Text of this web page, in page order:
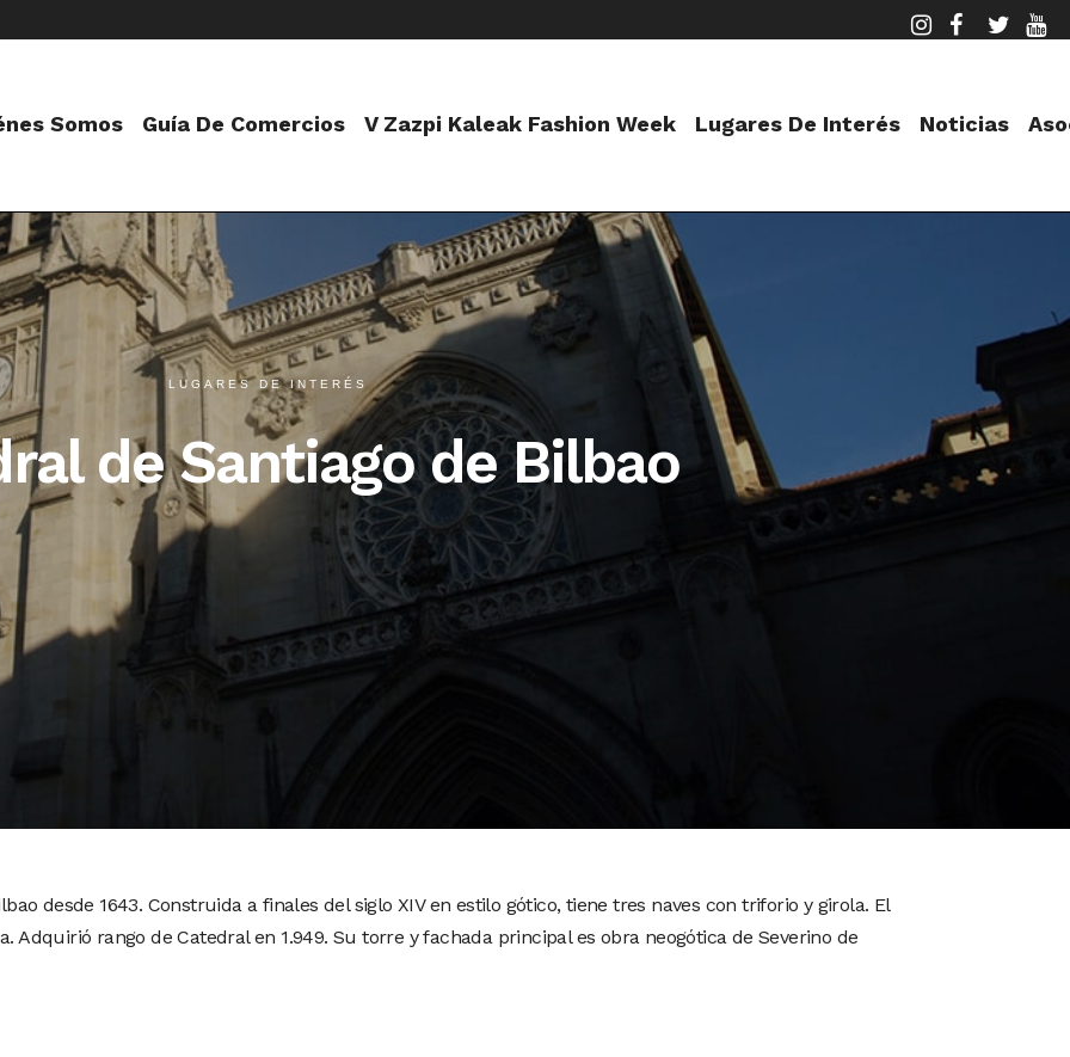
Somos Guía De Comercios V Zazpi Kaleak Fashion Week Lugares De Interés Noticias
LUGARES DE INTERÉS
de Santiago de Bilbao
desde 1643. Construida a finales del siglo XIV en estilo gótico, tiene tres naves con triforio y girola. El
Adquirió rango de Catedral en 1.949. Su torre y fachada principal es obra neogótica de Severino de